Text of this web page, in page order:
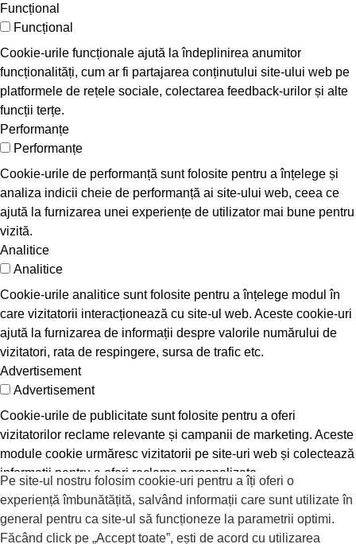
Pe site-ul nostru folosim cookie-uri pentru a îți oferi o
experiență îmbunătățită, salvând informații care sunt utilizate în
general pentru ca site-ul să funcționeze la parametrii optimi.
Făcând click pe „Accept toate”, ești de acord cu utilizarea
Funcțional
Funcțional
Cookie-urile funcționale ajută la îndeplinirea anumitor
funcționalități, cum ar fi partajarea conținutului site-ului web pe
platformele de rețele sociale, colectarea feedback-urilor și alte
funcții terțe.
Performanțe
Performanțe
Cookie-urile de performanță sunt folosite pentru a înțelege și
analiza indicii cheie de performanță ai site-ului web, ceea ce
ajută la furnizarea unei experiențe de utilizator mai bune pentru
vizită.
Analitice
Analitice
Cookie-urile analitice sunt folosite pentru a înțelege modul în
care vizitatorii interacționează cu site-ul web. Aceste cookie-uri
ajută la furnizarea de informații despre valorile numărului de
vizitatori, rata de respingere, sursa de trafic etc.
Advertisement
Advertisement
Cookie-urile de publicitate sunt folosite pentru a oferi
vizitatorilor reclame relevante și campanii de marketing. Aceste
module cookie urmăresc vizitatorii pe site-uri web și colectează
informații pentru a oferi reclame personalizate.
Altele
Alte cookie-uri neclasificate sunt cele care sunt analizate și nu